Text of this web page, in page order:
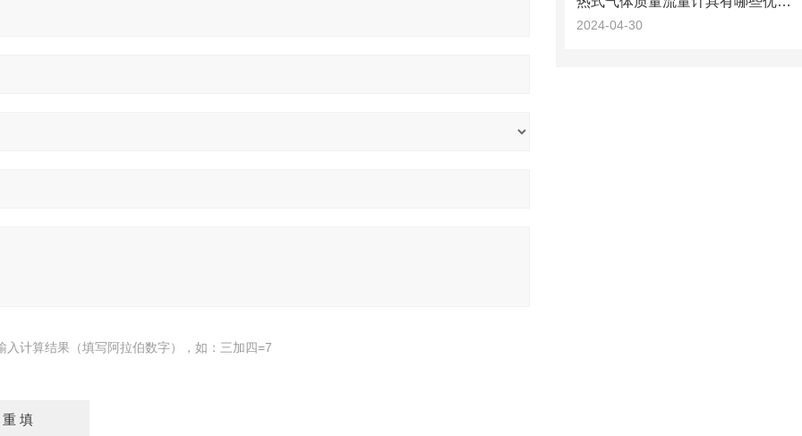
入计算结果（填写阿拉伯数字），如：三加四=7
2024-04-30